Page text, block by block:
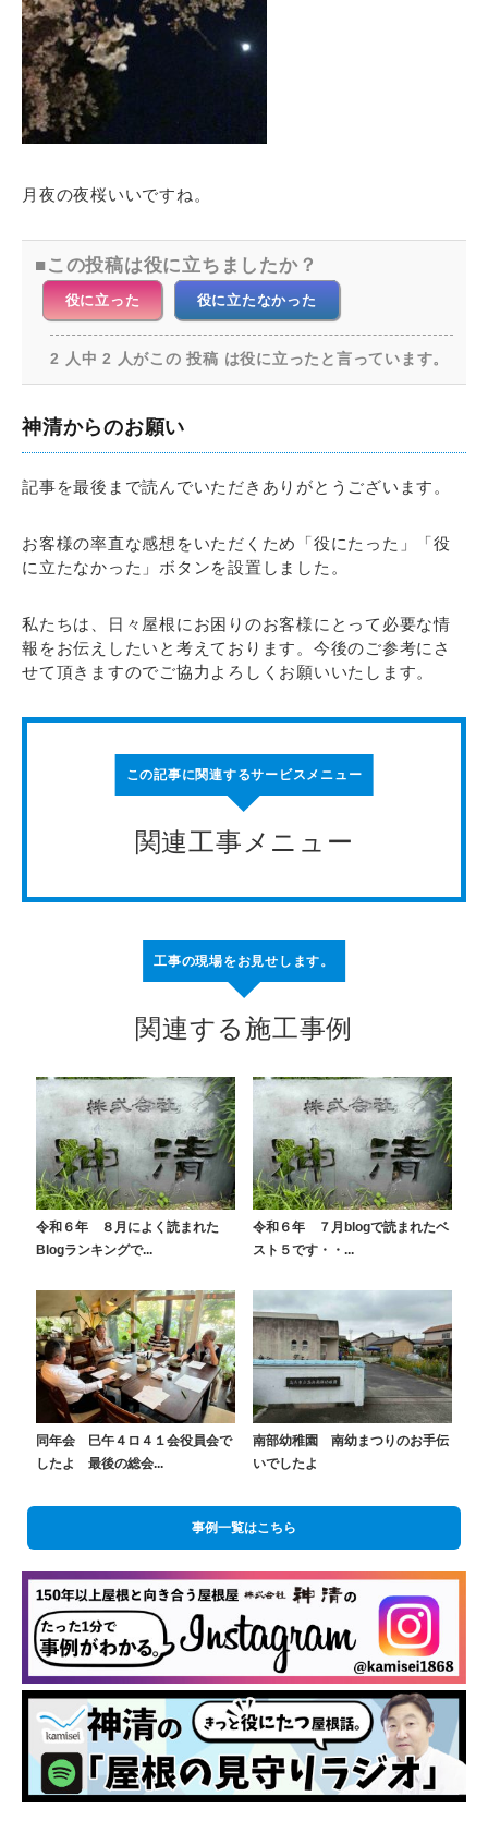
月夜の夜桜いいですね。
この投稿は役に立ちましたか？
役に立った 役に立たなかった
2 人中 2 人がこの 投稿 は役に立ったと言っています。
神清からのお願い
記事を最後まで読んでいただきありがとうございます。
お客様の率直な感想をいただくため「役にたった」「役
に立たなかった」ボタンを設置しました。
私たちは、日々屋根にお困りのお客様にとって必要な情
報をお伝えしたいと考えております。今後のご参考にさ
せて頂きますのでご協力よろしくお願いいたします。
この記事に関連するサービスメニュー
関連工事メニュー
工事の現場をお見せします。
関連する施工事例
令和６年 ８月によく読まれた
Blogランキングで...
令和６年 ７月blogで読まれたベ
スト５です・・...
同年会 巳午４ロ４１会役員会で
したよ 最後の総会...
南部幼稚園 南幼まつりのお手伝
いでしたよ
事例一覧はこちら